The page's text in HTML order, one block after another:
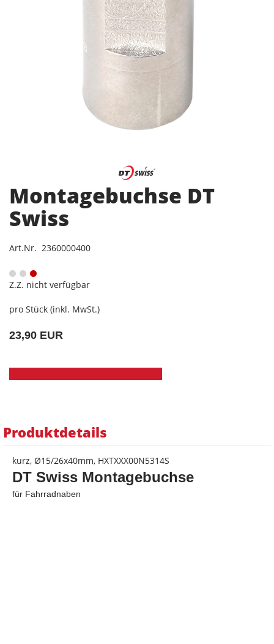
Montagebuchse DT
Swiss
Art.Nr. 2360000400
Z.Z. nicht verfügbar
pro Stück (inkl. MwSt.)
23,90 EUR
Produktdetails
kurz, Ø15/26x40mm, HXTXXX00N5314S
DT Swiss Montagebuchse
für Fahrradnaben